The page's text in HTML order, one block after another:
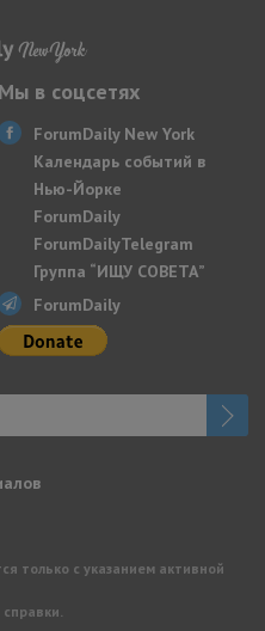
Мы в соцсетях
ForumDaily New York
Календарь событий в
Нью-Йорке
ForumDaily
ForumDailyTelegram
Группа “ИЩУ СОВЕТА”
ForumDaily
только с указанием активной